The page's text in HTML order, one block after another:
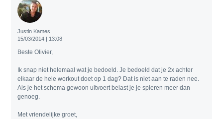
Justin Kames
15/03/2014 | 13:08
Beste Olivier,
Ik snap niet helemaal wat je bedoeld. Je bedoeld dat je 2x achter
elkaar de hele workout doet op 1 dag? Dat is niet aan te raden nee.
Als je het schema gewoon uitvoert belast je je spieren meer dan
genoeg.
Met vriendelijke groet,